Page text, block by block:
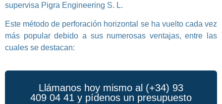
supervisa Pigra Engineering S. L.
Este método de perforación horizontal se ha vuelto cada vez
más popular debido a sus numerosas ventajas, entre las
cuales se destacan:
Llámanos hoy mismo al (+34) 93
409 04 41 y pídenos un presupuesto